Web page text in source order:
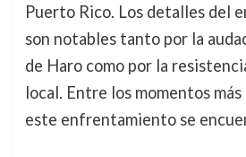
Puerto Rico. Los detalles del
son notables tanto por la
de Haro como por la
local. Entre los momentos
este enfrentamiento se